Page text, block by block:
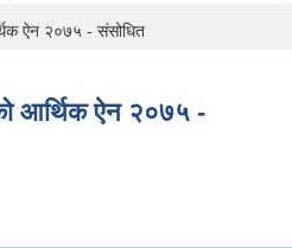
ऐन २०७५ - संसोधित
आर्थिक ऐन २०७५ -